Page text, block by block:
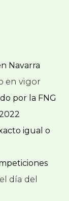
Navarra
en vigor
por la FNG
igual o
día del